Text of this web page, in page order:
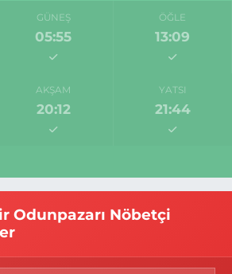
GÜNEŞ
05:55
ÖĞLE
13:09
AKŞAM
20:12
YATSI
21:44
Odunpazarı Nöbetçi